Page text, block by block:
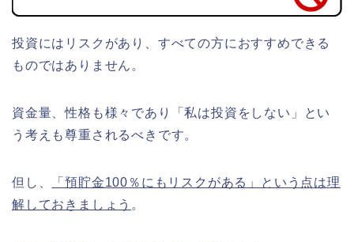
投資にはリスクがあり、すべての方におすすめできる
ものではありません。
資金量、性格も様々であり「私は投資をしない」とい
う考えも尊重されるべきです。
但し、
「預貯金100％にもリスクがある」という点は理
解しておきましょう 。